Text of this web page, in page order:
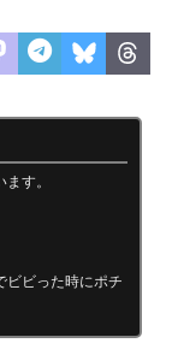
す。
ビビった時にポチ